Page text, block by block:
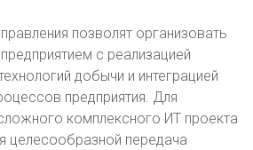
позволят организовать
с реализацией
добычи и интеграцией
предприятия. Для
комплексного ИТ проекта
целесообразной передача